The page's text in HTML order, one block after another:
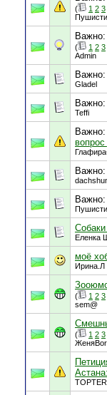
( 1 2 3
Важно:
( 1 2 3
Admin
Важно:
Gladel
Важно:
Teffi
Важно:
Важно:
Важно:
Еленка
моё
Ирина.Л
( 1 2 3
sem@
( 1 2 3